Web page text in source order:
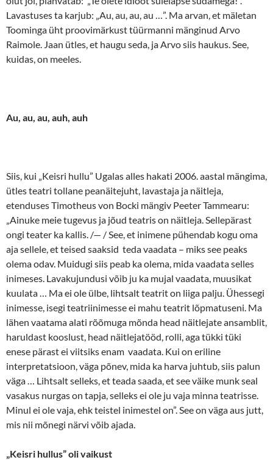
Lavastuses ta karjub: „Au, au, au, au …”. Ma arvan, et mäletan
Toominga üht proovimärkust tüürmanni mänginud Arvo
Raimole. Jaan ütles, et haugu seda, ja Arvo siis haukus. See,
kuidas, on meeles.
Au, au, au, auh, auh
Siis, kui „Keisri hullu” Ugalas alles hakati 2006. aastal mängima,
ütles teatri tollane peanäitejuht, lavastaja ja näitleja,
etenduses Timotheus von Bocki mängiv Peeter Tammearu:
„Ainuke meie tugevus ja jõud teatris on näitleja. Sellepärast
ongi teater ka kallis. /— / See, et inimene pühendab kogu oma
aja sellele, et teised saaksid teda vaadata – miks see peaks
olema odav. Muidugi siis peab ka olema, mida vaadata selles
inimeses. Lavakujundusi võib ju ka mujal vaadata, muusikat
kuulata … Ma ei ole ülbe, lihtsalt teatrit on liiga palju. Ühessegi
inimesse, isegi teatriinimesse ei mahu teatrit lõpmatuseni. Ma
lähen vaatama alati rõõmuga mõnda head näitlejate ansamblit,
haruldast kooslust, head näitlejatööd, rolli, aga tükki tüki
enese pärast ei viitsiks enam vaadata. Kui on eriline
interpretatsioon, väga põnev, mida ka harva juhtub, siis palun
väga … Lihtsalt selleks, et teada saada, et see väike munk seal
vasakus nurgas on tapja, selleks ei ole ju vaja minna teatrisse.
Minul ei ole vaja, ehk teistel inimestel on”. See on väga aus jutt,
mis nii mõnegi närvi võib ajada.
„Keisri hullus” oli vaikust